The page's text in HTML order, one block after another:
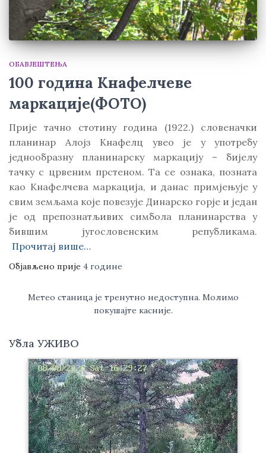
ОБАВЈЕШТЕЊА
100 година Кнафелчеве
маркације(ФОТО)
Прије тaчно стотину година (1922.) словеначки
планинар Алојз Kнафелц увео је у употребу
једнообразну планинарску маркацију – бијелу
тачку с црвеним прстеном. Та се ознака, позната
као Kнафелчева маркација, и данас примјењује у
свим земљама које повезује Динарско горје и један
је од препознатљивих симбола планинарства у
бившим југословенским републикама.
Прочитај више…
Објављено прије 4 године
Метео станица је тренутно недоступна. Молимо
покушајте касније.
Убла УЖИВО